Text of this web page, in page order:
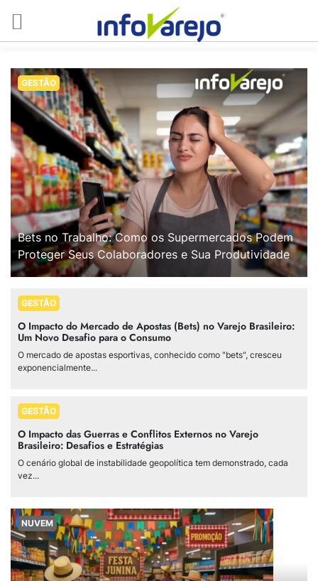
GESTÃO
Bets no Trabalho: Como os Supermercados Podem
Proteger Seus Colaboradores e Sua Produtividade
GESTÃO
O Impacto do Mercado de Apostas (Bets) no Varejo Brasileiro:
Um Novo Desafio para o Consumo
O mercado de apostas esportivas, conhecido como "bets", cresceu
exponencialmente...
GESTÃO
O Impacto das Guerras e Conflitos Externos no Varejo
Brasileiro: Desafios e Estratégias
O cenário global de instabilidade geopolítica tem demonstrado, cada
vez...
NUVEM